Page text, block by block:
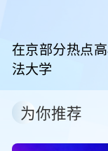
在京部分热点
法大学
为你推荐